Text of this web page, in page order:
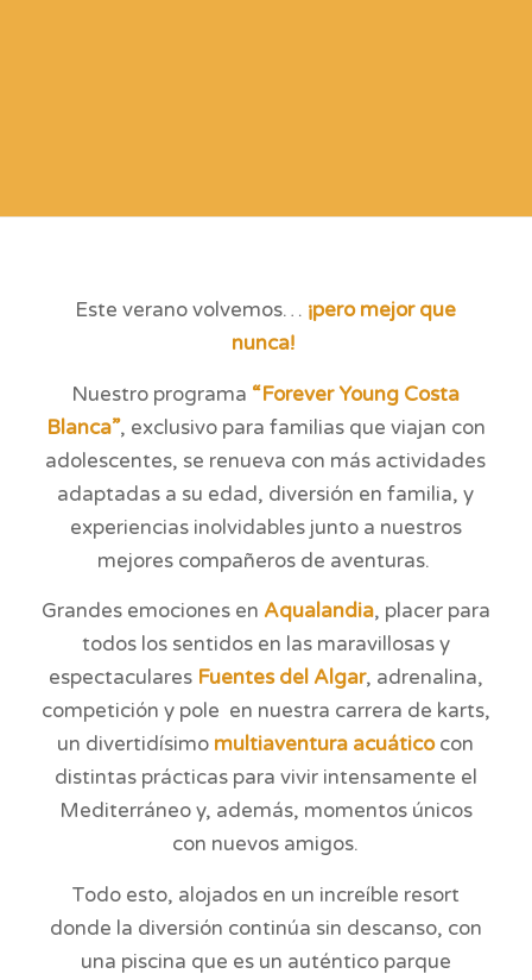
Este verano volvemos… ¡pero mejor que
nunca!
Nuestro programa “Forever Young Costa
Blanca”, exclusivo para familias que viajan con
adolescentes, se renueva con más actividades
adaptadas a su edad, diversión en familia, y
experiencias inolvidables junto a nuestros
mejores compañeros de aventuras.
Grandes emociones en Aqualandia, placer para
todos los sentidos en las maravillosas y
espectaculares Fuentes del Algar, adrenalina,
competición y pole en nuestra carrera de karts,
un divertidísimo multiaventura acuáticocon
distintas prácticas para vivir intensamente el
Mediterráneo y, además, momentos únicos
con nuevos amigos.
Todo esto, alojados en un increíble resort
donde la diversión continúa sin descanso, con
una piscina que es un auténtico parque